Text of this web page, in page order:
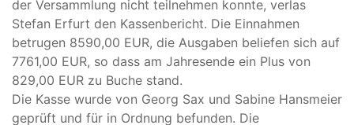
der Versammlung nicht teilnehmen konnte, verlas
Stefan Erfurt den Kassenbericht. Die Einnahmen
betrugen 8590,00 EUR, die Ausgaben beliefen sich auf
7761,00 EUR, so dass am Jahresende ein Plus von
829,00 EUR zu Buche stand.
Die Kasse wurde von Georg Sax und Sabine Hansmeier
geprüft und für in Ordnung befunden. Die